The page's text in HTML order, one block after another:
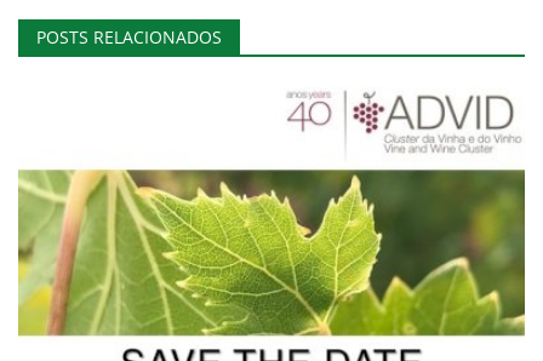
POSTS RELACIONADOS